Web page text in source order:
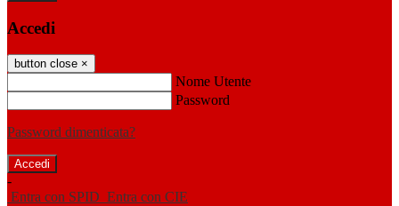
Accedi
button close ×
Nome Utente
Password
Password dimenticata?
-
Entra con SPID Entra con CIE